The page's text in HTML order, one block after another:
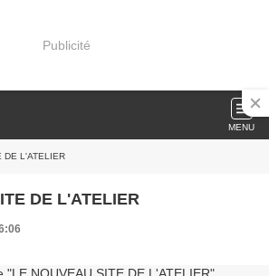
Publicité
MENU
DE L'ATELIER
DE L'ATELIER